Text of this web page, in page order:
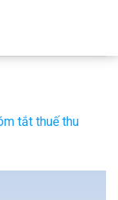
tắt thuế thu